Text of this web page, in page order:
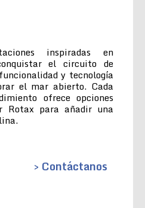
inspiradas en
el circuito de
y tecnología
el mar abierto. Cada
ofrece opciones
Rotax para añadir una
> Contáctanos